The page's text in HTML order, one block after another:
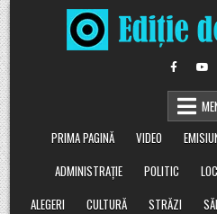
Skip
to
content
PRIMA PAGINĂ
VIDEO
ADMINISTRAȚIE
POLITIC
ALEGERI
CULTURĂ STRĂZI